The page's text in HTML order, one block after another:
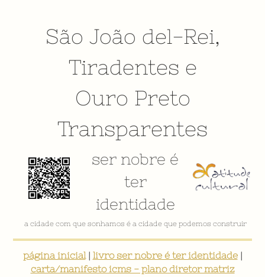
São João del-Rei,
Tiradentes e
Ouro Preto
Transparentes
ser nobre é
ter
identidade
a cidade com que sonhamos é a cidade que podemos construir
página inicial| livro ser nobre é ter identidade|
carta/manifesto icms - plano diretor matriz